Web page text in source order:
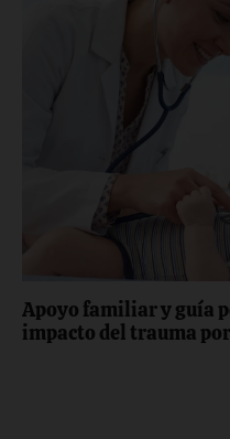
Apoyo familiar y guía
impacto del trauma